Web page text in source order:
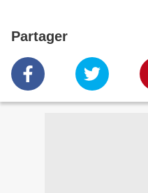
Partager